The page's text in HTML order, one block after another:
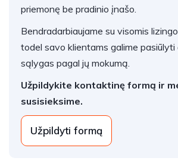
priemonę be pradinio įnašo.
Bendradarbiaujame su visomis
todel savo klientams galime pasiūlyti
sąlygas pagal jų mokumą.
Užpildykite kontaktinę formą ir
susisieksime.
Užpildyti formą